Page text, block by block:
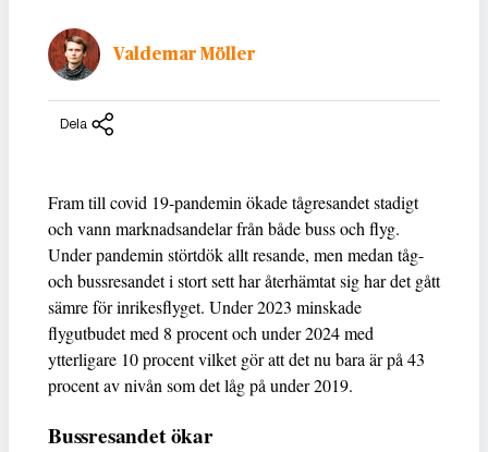
Valdemar Möller
Dela
Fram till covid 19-pandemin ökade tågresandet stadigt
och vann marknadsandelar från både buss och flyg.
Under pandemin störtdök allt resande, men medan tåg-
och bussresandet i stort sett har återhämtat sig har det gått
sämre för inrikesflyget. Under 2023 minskade
flygutbudet med 8 procent och under 2024 med
ytterligare 10 procent vilket gör att det nu bara är på 43
procent av nivån som det låg på under 2019.
Bussresandet ökar